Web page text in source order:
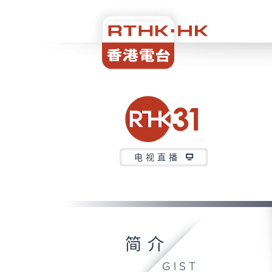
电视直播
简介
GIST